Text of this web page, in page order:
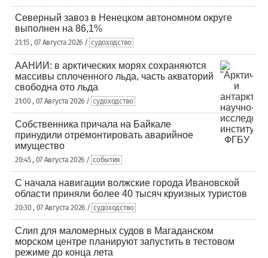
Северный завоз в Ненецком автономном округе
выполнен на 86,1%
21:15 , 07 Августа 2026 / судоходство
ААНИИ: в арктических морях сохраняются
массивы сплоченного льда, часть акваторий
свободна ото льда
21:00 , 07 Августа 2026 / судоходство
Собственника причала на Байкале
принудили отремонтировать аварийное
имущество
20:45 , 07 Августа 2026 / события
С начала навигации волжские города Ивановской
области приняли более 40 тысяч круизных туристов
20:30 , 07 Августа 2026 / судоходство
Слип для маломерных судов в Магаданском
морском центре планируют запустить в тестовом
режиме до конца лета